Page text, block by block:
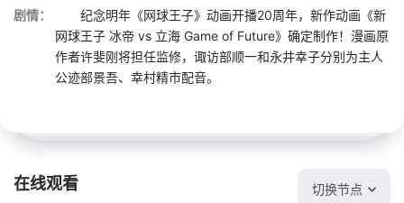
剧情：
纪念明年《网球王子》动画开播20周年，新作动画《新
网球王子 冰帝 vs 立海 Game of Future》确定制作！漫画原
作者许斐刚将担任监修，诹访部顺一和永井幸子分别为主人
公迹部景吾、幸村精市配音。
在线观看 切换节点